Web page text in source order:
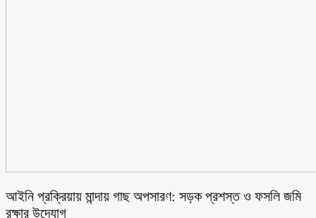
আইনি প্রক্রিয়ায় মান্দায় গাছ অপসারণ: সড়ক প্রশস্ত ও ফসলি জমি
রক্ষার উদ্যোগ